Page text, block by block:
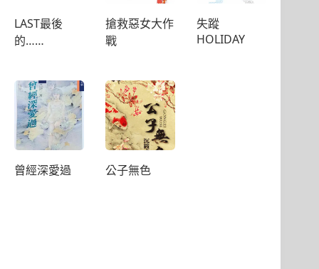
LAST最後
的……
搶救惡女大作
戰
失蹤
HOLIDAY
曾經深愛過 公子無色